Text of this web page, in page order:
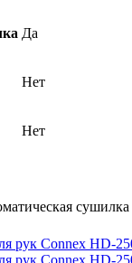
Да
Нет
Нет